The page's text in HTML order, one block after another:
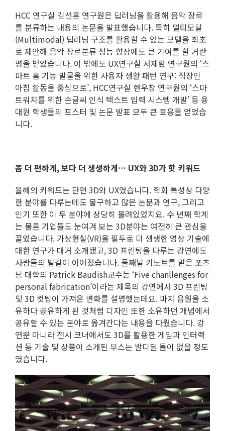
HCC 연구실 김선훈 연구원은 딥러닝을 활용해 음악 장르
를 분류하는 내용의 논문을 발표했습니다. 특히 멀티모달
(Multimodal) 딥러닝 구조를 활용할 수 있는 모델을 최초
로 제안해 음악 장르분류 성능 향상에도 큰 기여를 할 거란
평을 받았습니다. 이 밖에도 UX연구실 서제환 연구원의 ‘스
마트 홈 기능 발굴을 위한 사용자 생활 패턴 연구: 직장인
아침 활동을 중심으로’, HCC연구실 현우창 연구원의 ‘스마
트워치를 위한 손글씨 인식 텍스트 입력 시스템 개발’ 등 융
대원 학생들의 포스터 및 논문 발표 모두 큰 호응을 얻었습
니다.
좀 더 편하게, 보다 더 생생하게… UX와 3D가 핫 키워드
올해의 키워드는 단연 3D와 UX였습니다. 학회 특성상 다양
한 분야를 다루는데도 불구하고 많은 논문과 연구, 그리고
인기 또한 이 두 분야에 상당히 몰려있었지요. 수 년째 학계
는 물론 기업들도 눈여겨 보는 3D분야는 여전히 큰 관심을
끌었습니다. 가상현실(VR)을 필두로 더 생생한 영상 기술에
대한 연구가 대거 소개됐고, 3D 프린팅을 다루는 강연에도
사람들의 발길이 이어졌습니다. 둘째날 키노트를 맡은 포츠
담 대학의 Patrick Baudish교수는 ‘Five chanllenges for
personal fabrication’이라는 제목의 강연에서 3D 프린팅
및 3D 컷팅이 가져온 변화를 설명했는데요. 마치 음원을 소
유하다 공유하게 된 것처럼 디자인 또한 소유하던 개념에서
공유할 수 있는 분야로 옮겨간다는 내용을 다뤘습니다. 강
연뿐 아니라 전시 코너에서도 3D를 활용한 게임과 인터랙
션 등 기술 및 상품이 소개된 부스는 발디딜 틈이 없을 정도
였습니다.